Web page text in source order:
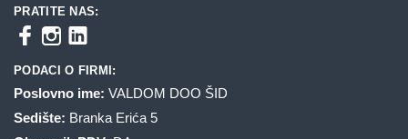
PRATITE NAS:
PODACI O FIRMI:
Poslovno ime: VALDOM DOO ŠID
Sedište: Branka Erića 5